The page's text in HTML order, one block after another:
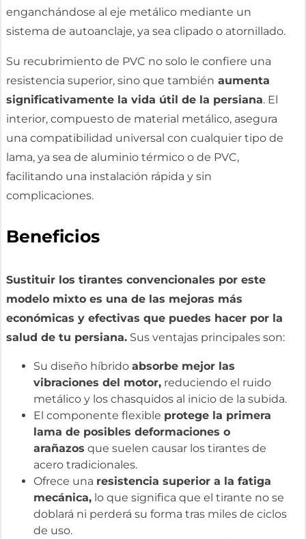
enganchándose al eje metálico mediante un
sistema de autoanclaje, ya sea clipado o atornillado.
Su recubrimiento de PVC no solo le confiere una
resistencia superior, sino que también aumenta
significativamente la vida útil de la persiana. El
interior, compuesto de material metálico, asegura
una compatibilidad universal con cualquier tipo de
lama, ya sea de aluminio térmico o de PVC,
facilitando una instalación rápida y sin
complicaciones.
Beneficios
Sustituir los tirantes convencionales por este
modelo mixto es una de las mejoras más
económicas y efectivas que puedes hacer por la
salud de tu persiana. Sus ventajas principales son:
Su diseño híbridoabsorbe mejor las
vibraciones del motor, reduciendo el ruido
metálico y los chasquidos al inicio de la subida.
El componente flexible protege la primera
lama de posibles deformaciones o
arañazos que suelen causar los tirantes de
acero tradicionales.
Ofrece una resistencia superior a la fatiga
mecánica, lo que significa que el tirante no se
doblará ni perderá su forma tras miles de ciclos
de uso.